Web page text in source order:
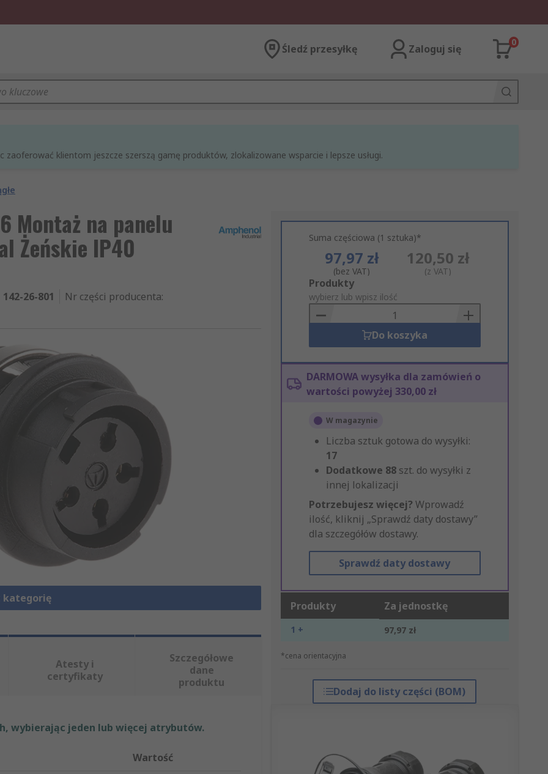
Śledź przesyłkę Zaloguj się
0
zaoferować klientom jeszcze szerszą gamę produktów, zlokalizowane wsparcie i lepsze usługi.
Montaż na panelu
Żeńskie IP40
142-26-801 Nr części producenta:
kategorię
Suma częściowa (1 sztuka)*
97,97 zł
(bez VAT)
120,50 zł
(z VAT)
Add
to
Basket
Produkty
wybierz lub wpisz ilość
Do koszyka
DARMOWA wysyłka dla zamówień o
wartości powyżej 330,00 zł
W magazynie
Liczba sztuk gotowa do wysyłki:
17
Dodatkowe 88 szt. do wysyłki z
innej lokalizacji
Potrzebujesz więcej? Wprowadź
ilość, kliknij „Sprawdź daty dostawy”
dla szczegółów dostawy.
Sprawdź daty dostawy
Produkty Za jednostkę
1 + 97,97 zł
*cena orientacyjna
Dodaj do listy części (BOM)
Atesty i
certyfikaty
Szczegółowe
dane
produktu
wybierając jeden lub więcej atrybutów.
Wartość